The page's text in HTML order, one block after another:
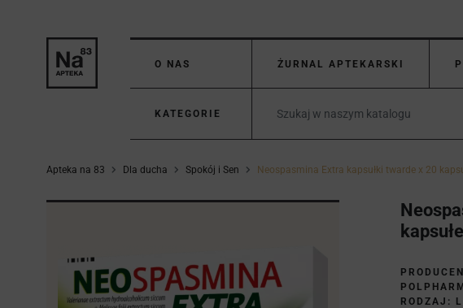
O NAS ŻURNAL APTEKARSKI
KATEGORIE
Apteka na 83 Dla ducha Spokój i Sen Neospasmina Extra kapsułki twarde x 20
RODZAJ: